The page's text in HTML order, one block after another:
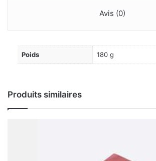
Avis (0)
Poids 180 g
Produits similaires